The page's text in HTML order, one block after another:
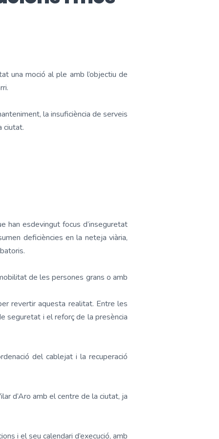
una moció al ple amb l’objectiu de
la insuficiència de serveis
ciutat.
han esdevingut focus d’inseguretat
deficiències en la neteja viària,
de les persones grans o amb
revertir aquesta realitat. Entre les
seguretat i el reforç de la presència
del cablejat i la recuperació
d’Aro amb el centre de la ciutat, ja
i el seu calendari d’execució, amb